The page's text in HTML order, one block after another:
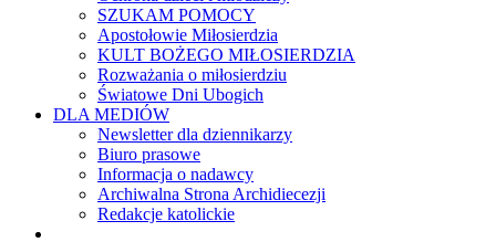
SZUKAM POMOCY
Apostołowie Miłosierdzia
KULT BOŻEGO MIŁOSIERDZIA
Rozważania o miłosierdziu
Światowe Dni Ubogich
DLA MEDIÓW
Newsletter dla dziennikarzy
Biuro prasowe
Informacja o nadawcy
Archiwalna Strona Archidiecezji
Redakcje katolickie